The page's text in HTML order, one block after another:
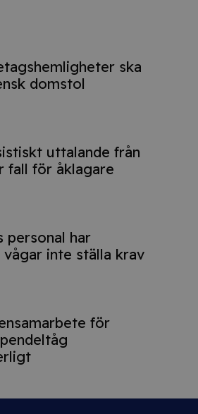
ska
domstol
uttalande från
fall för åklagare
personal har
vågar inte ställa krav
för